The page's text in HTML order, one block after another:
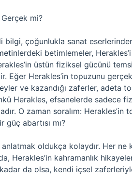
mi?
bilgi, çoğunlukla sanat
betimlemeler,
üstün fiziksel gücünü
Eğer Herakles’in topuzunu
ve kazandığı zaferler, adeta
Herakles, efsanelerde sadece
O zaman soralım:
abartısı mı?
anlatmak oldukça kolaydır. Her
Herakles’in kahramanlık
da olsa, kendi içsel